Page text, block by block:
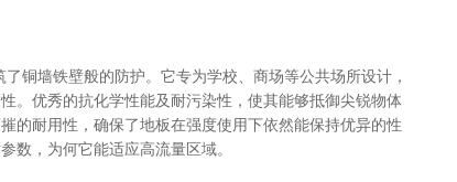
铜墙铁壁般的防护。它专为学校、商场等公共场所设计，
。优秀的抗化学性能及耐污染性，使其能够抵御尖锐物体
的耐用性，确保了地板在强度使用下依然能保持优异的性
数，为何它能适应高流量区域。